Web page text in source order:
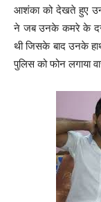
आशंका को देखते हुए
ने जब उनके कमरे के
थी जिसके बाद उनके
पुलिस को फोन लगाया